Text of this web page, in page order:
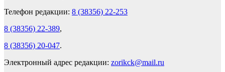
Телефон редакции: 8 (38356) 22-253
8 (38356) 22-389,
8 (38356) 20-047.
Электронный адрес редакции: zorikck@mail.ru